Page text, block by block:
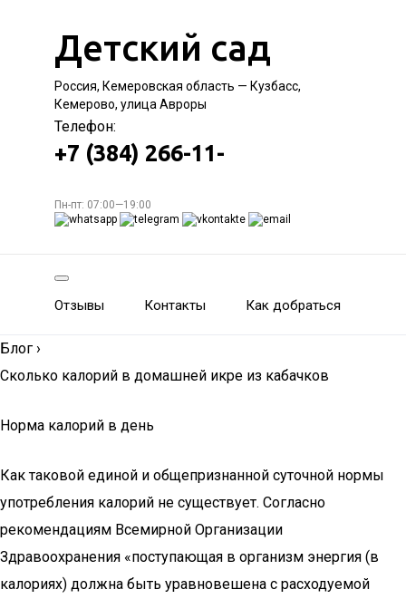
Детский сад
Россия, Кемеровская область — Кузбасс,
Кемерово, улица Авроры
Телефон:
+7 (384) 266-11-
Пн-пт: 07:00—19:00
Отзывы Контакты Как добраться
Блог ›
Сколько калорий в домашней икре из кабачков
Норма калорий в день
Как таковой единой и общепризнанной суточной нормы
употребления калорий не существует. Согласно
рекомендациям Всемирной Организации
Здравоохранения «поступающая в организм энергия (в
калориях) должна быть уравновешена с расходуемой